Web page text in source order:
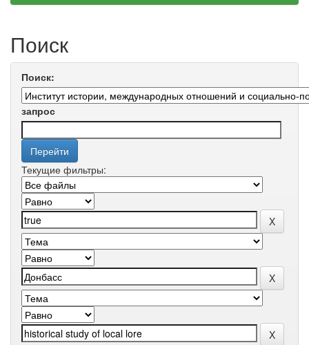
Поиск
Поиск:
запрос
Текущие фильтры: